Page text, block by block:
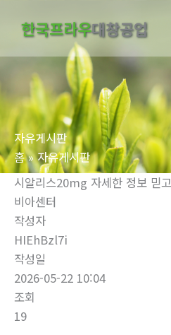
너
뛰
기
한국프라우대창공업
자유게시판
홈
자유게시판
시알리스20mg 자세한 정보 믿
비아센터
작성자
HIEhBzl7i
작성일
2026-05-22 10:04
조회
19